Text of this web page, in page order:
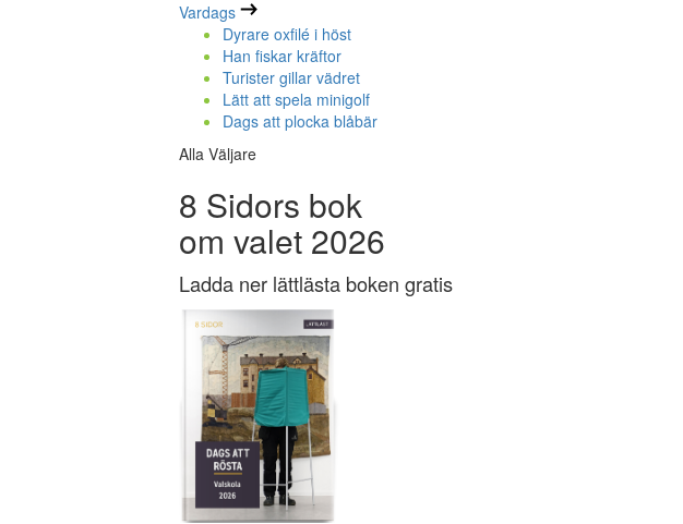
Vardags
Dyrare oxfilé i höst
Han fiskar kräftor
Turister gillar vädret
Lätt att spela minigolf
Dags att plocka blåbär
Alla Väljare
8 Sidors bok
om valet 2026
Ladda ner lättlästa boken gratis